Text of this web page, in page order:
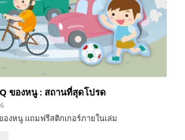
ของหนู : สถานที่สุดโปรด
องหนู แถมฟรีสติกเกอร์ภายในเล่ม